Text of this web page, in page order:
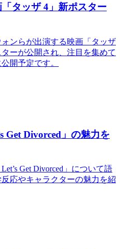
タッザ 4」新ポスター
ンらが出演する映画「タッザ
ーが公開され、注目を集めて
開予定です。
Get Divorced」の魅力を
Get Divorced」について語
応やキャラクターの魅力を紹